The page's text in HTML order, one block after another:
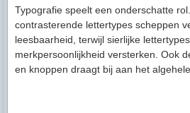
Typografie speelt een onderschatte
contrasterende lettertypes scheppen
leesbaarheid, terwijl sierlijke
merkpersoonlijkheid versterken. Ook
en knoppen draagt bij aan het